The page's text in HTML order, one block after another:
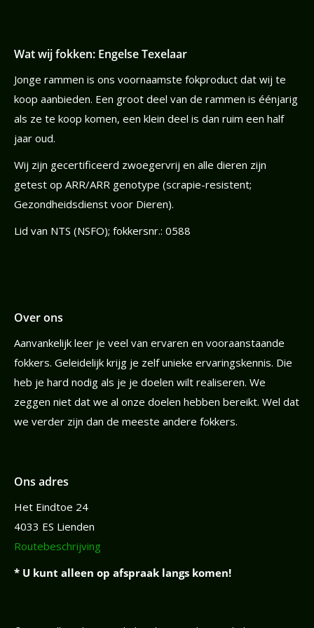
Wat wij fokken: Engelse Texelaar
Jonge rammen is ons voornaamste fokproduct dat wij te
koop aanbieden. Een groot deel van de rammen is éénjarig
als ze te koop komen, een klein deel is dan ruim een half
jaar oud.
Wij zijn gecertificeerd zwoegervrij en alle dieren zijn
getest op ARR/ARR genotype (scrapie-resistent;
Gezondheidsdienst voor Dieren).
Lid van NTS (NSFO); fokkersnr.: 0588
Over ons
Aanvankelijk leer je veel van ervaren en vooraanstaande
fokkers. Geleidelijk krijg je zelf unieke ervaringskennis. Die
heb je hard nodig als je je doelen wilt realiseren. We
zeggen niet dat we al onze doelen hebben bereikt. Wel dat
we verder zijn dan de meeste andere fokkers.
Ons adres
Het Eindtoe 24
4033 ES Lienden
Routebeschrijving
* U kunt alleen op afspraak langs komen!